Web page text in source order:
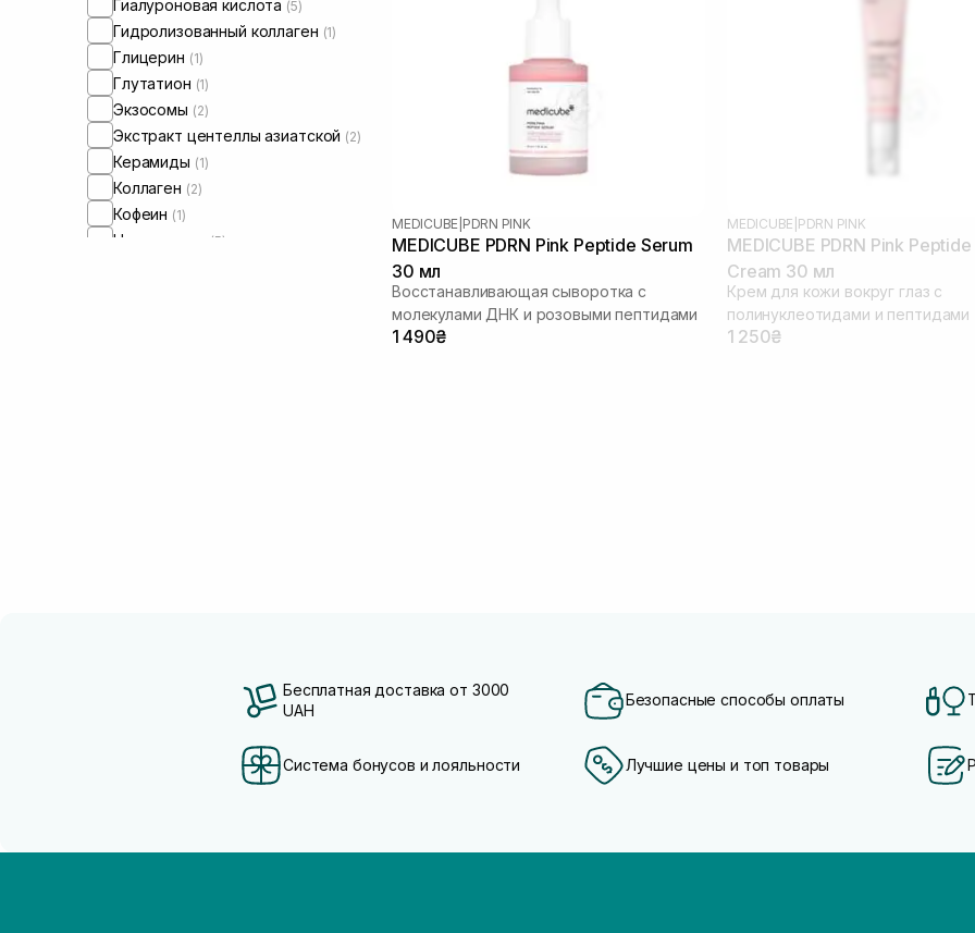
Гиалуроновая кислота (5)
Гидролизованный коллаген (1)
Глицерин (1)
Глутатион (1)
Экзосомы (2)
Экстракт центеллы азиатской (2)
Керамиды (1)
Коллаген (2)
Кофеин (1)
Ниацинамид (5)
MEDICUBE PDRN PINK
MEDICUBE PDRN Pink Peptide Serum
30 мл
Восстанавливающая сыворотка с
молекулами ДНК и розовыми пептидами
1 490₴
MEDICUBE PDRN PINK
MEDICUBE PDRN Pink
Cream 30 мл
Крем для кожи вокруг глаз с
полинуклеотидами и пептидами
1 250₴
Бесплатная доставка от 3000
UAH
Безопасные способы оплаты
Система бонусов и лояльности Лучшие цены и топ товары